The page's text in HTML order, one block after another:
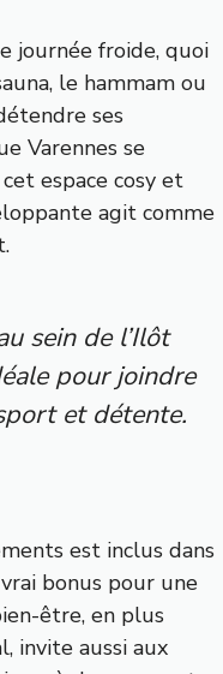
journée froide, quoi
le hammam ou
ses
Varennes se
espace cosy et
agit comme
sein de l’Ilôt
pour joindre
et détente.
est inclus dans
bonus pour une
être, en plus
invite aussi aux